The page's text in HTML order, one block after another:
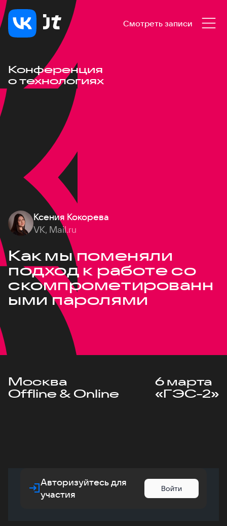
Смотреть записи
Конференция
о технологиях
Ксения Кокорева
VK, Mail.ru
Как мы поменяли
подход к работе со
скомпрометированн
ыми паролями
Москва
Offline & Online
6 марта
«ГЭС-2»
Авторизуйтесь для
участия
Войти